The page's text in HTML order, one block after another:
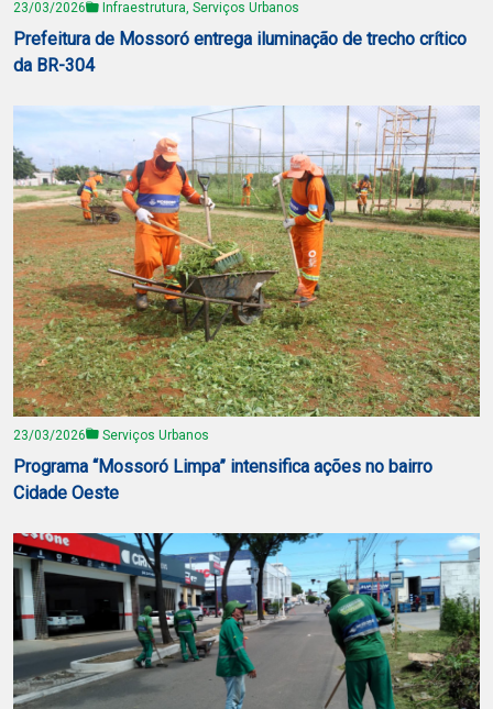
23/03/2026 Infraestrutura, Serviços Urbanos
Prefeitura de Mossoró entrega iluminação de trecho crítico
da BR-304
23/03/2026 Serviços Urbanos
Programa “Mossoró Limpa” intensifica ações no bairro
Cidade Oeste